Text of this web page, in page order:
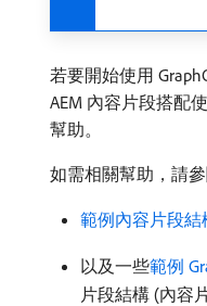
若要開始使用
AEM 內容片段搭配
幫助。
如需相關幫助，請參
範例內容片段結
以及一些範例
片段結構 (內容